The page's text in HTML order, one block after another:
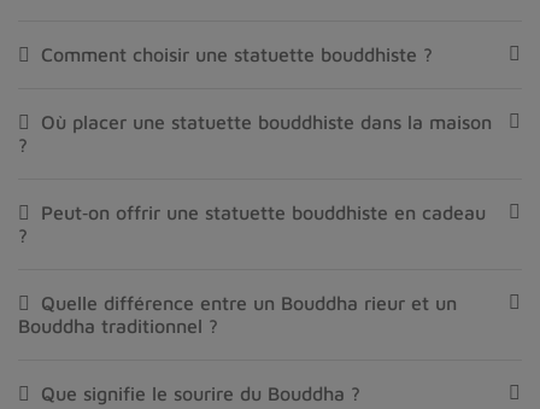
Comment choisir une statuette bouddhiste ?
Où placer une statuette bouddhiste dans la maison
?
Peut‑on offrir une statuette bouddhiste en cadeau
?
Quelle différence entre un Bouddha rieur et un
Bouddha traditionnel ?
Que signifie le sourire du Bouddha ?